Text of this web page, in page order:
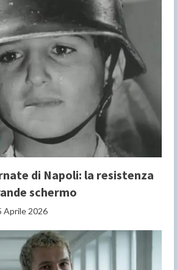
di Napoli: la resistenza
schermo
Aprile 2026